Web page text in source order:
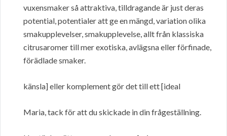
vuxensmaker så attraktiva, tilldragande är just deras
potential, potentialer att ge en mängd, variation olika
smakupplevelser, smakupplevelse, allt från klassiska
citrusaromer till mer exotiska, avlägsna eller förfinade,
förädlade smaker.
känsla] eller komplement gör det till ett [ideal
Maria, tack för att du skickade in din frågeställning.